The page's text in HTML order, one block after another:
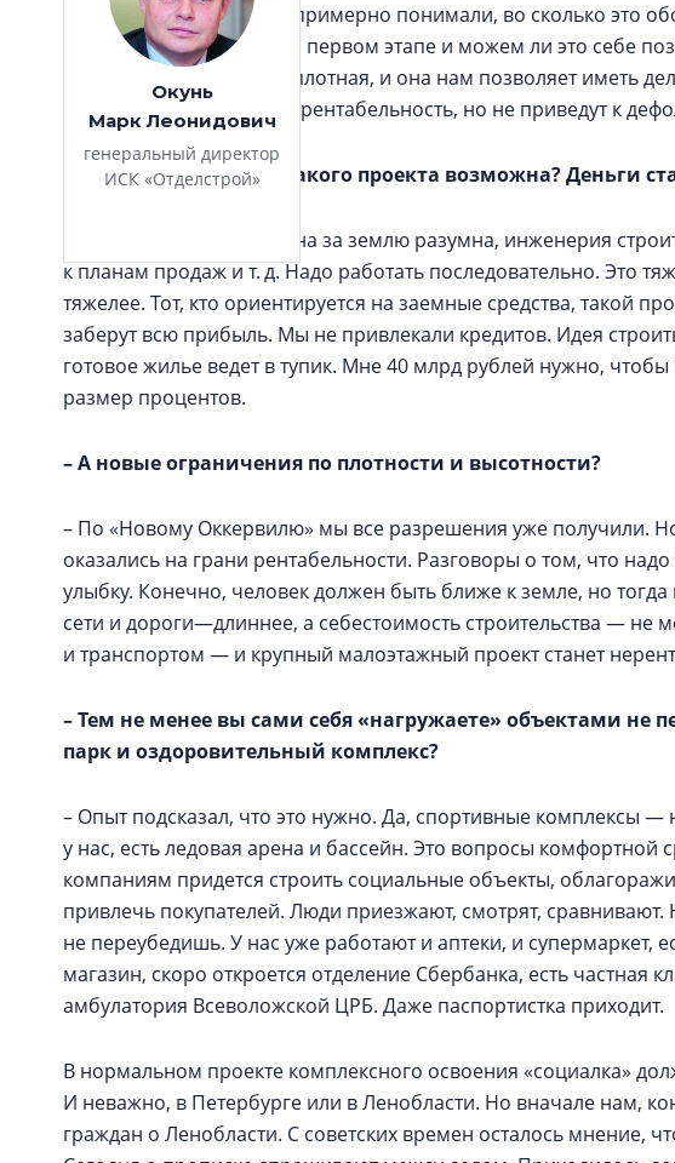
Окунь
Марк Леонидович
генеральный директор
ИСК «Отделстрой»
сложном 2009‑м. Но мы примерно понимали, во сколько это
сколько надо вложить на первом этапе и можем ли это себе
Но застройка довольно плотная, и она нам позволяет иметь
неприятности уменьшат рентабельность, но не приведут к
– Сейчас реализация такого проекта возможна? Деньги
– Все возможно, если цена за землю разумна, инженерия
к планам продаж и т. д. Надо работать последовательно. Это
тяжелее. Тот, кто ориентируется на заемные средства, такой
заберут всю прибыль. Мы не привлекали кредитов. Идея
готовое жилье ведет в тупик. Мне 40 млрд рублей нужно, чтобы
размер процентов.
– А новые ограничения по плотности и высотности?
– По «Новому Оккервилю» мы все разрешения уже получили.
оказались на грани рентабельности. Разговоры о том, что
улыбку. Конечно, человек должен быть ближе к земле, но
сети и дороги—длиннее, а себестоимость строительства — не
и транспортом — и крупный малоэтажный проект станет
– Тем не менее вы сами себя «нагружаете» объектами не
парк и оздоровительный комплекс?
– Опыт подсказал, что это нужно. Да, спортивные комплексы —
у нас, есть ледовая арена и бассейн. Это вопросы
компаниям придется строить социальные объекты,
привлечь покупателей. Люди приезжают, смотрят,
не переубедишь. У нас уже работают и аптеки, и супермаркет,
магазин, скоро откроется отделение Сбербанка, есть частная
амбулатория Всеволожской ЦРБ. Даже паспортистка приходит.
В нормальном проекте комплексного освоения «социалка»
И неважно, в Петербурге или в Ленобласти. Но вначале нам,
граждан о Ленобласти. С советских времен осталось мнение,